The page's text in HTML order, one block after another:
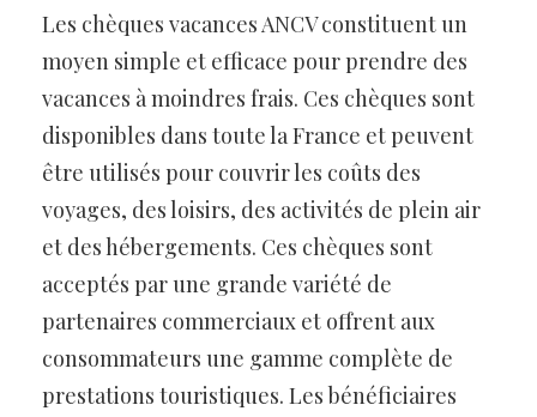
Les chèques vacances ANCV constituent un
moyen simple et efficace pour prendre des
vacances à moindres frais. Ces chèques sont
disponibles dans toute la France et peuvent
être utilisés pour couvrir les coûts des
voyages, des loisirs, des activités de plein air
et des hébergements. Ces chèques sont
acceptés par une grande variété de
partenaires commerciaux et offrent aux
consommateurs une gamme complète de
prestations touristiques. Les bénéficiaires